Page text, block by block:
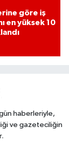
göre iş
en yüksek 10
haberleriyle,
ve gazeteciliğin